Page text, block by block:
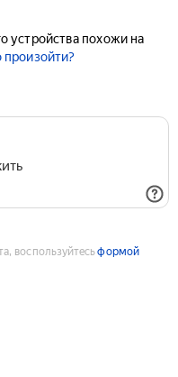
устройства похожи на
произойти?
воспользуйтесьформой